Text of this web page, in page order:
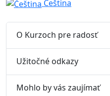
Čeština
O Kurzoch pre radosť
Užitočné odkazy
Mohlo by vás zaujímať